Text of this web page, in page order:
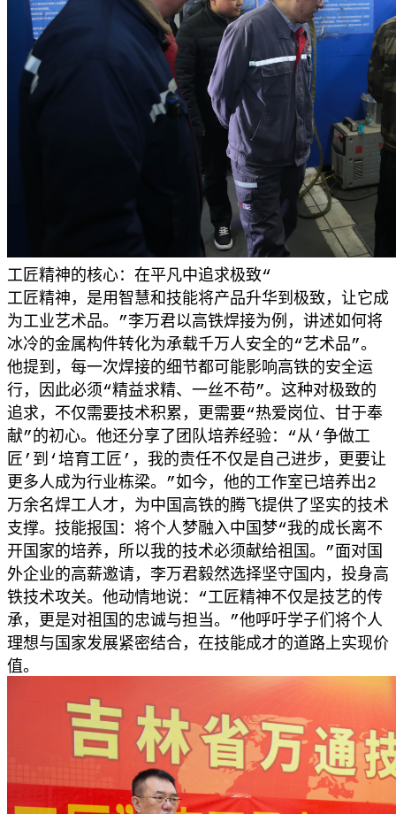
工匠精神的核心：在平凡中追求极致“
工匠精神，是用智慧和技能将产品升华到极致，让它成
为工业艺术品。”李万君以高铁焊接为例，讲述如何将
冰冷的金属构件转化为承载千万人安全的“艺术品”。
他提到，每一次焊接的细节都可能影响高铁的安全运
行，因此必须“精益求精、一丝不苟”。这种对极致的
追求，不仅需要技术积累，更需要“热爱岗位、甘于奉
献”的初心。他还分享了团队培养经验：“从‘争做工
匠’到‘培育工匠’，我的责任不仅是自己进步，更要让
更多人成为行业栋梁。”如今，他的工作室已培养出2
万余名焊工人才，为中国高铁的腾飞提供了坚实的技术
支撑。技能报国：将个人梦融入中国梦“我的成长离不
开国家的培养，所以我的技术必须献给祖国。”面对国
外企业的高薪邀请，李万君毅然选择坚守国内，投身高
铁技术攻关。他动情地说：“工匠精神不仅是技艺的传
承，更是对祖国的忠诚与担当。”他呼吁学子们将个人
理想与国家发展紧密结合，在技能成才的道路上实现价
值。